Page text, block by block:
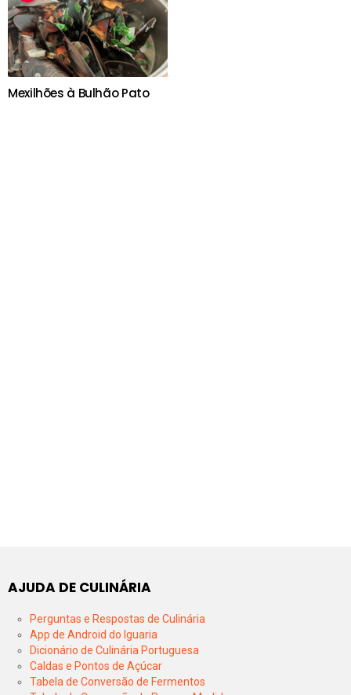
Mexilhões à Bulhão Pato
AJUDA DE CULINÁRIA
Perguntas e Respostas de Culinária
App de Android do Iguaria
Dicionário de Culinária Portuguesa
Caldas e Pontos de Açúcar
Tabela de Conversão de Fermentos